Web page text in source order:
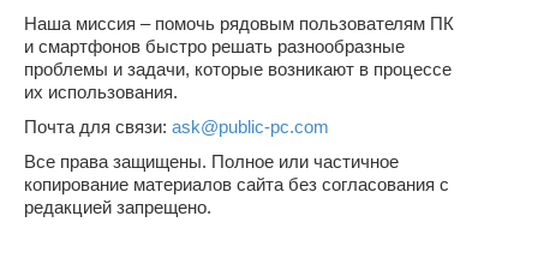
Наша миссия – помочь рядовым пользователям ПК
и смартфонов быстро решать разнообразные
проблемы и задачи, которые возникают в процессе
их использования.
Почта для связи: ask@public-pc.com
Все права защищены. Полное или частичное
копирование материалов сайта без согласования с
редакцией запрещено.